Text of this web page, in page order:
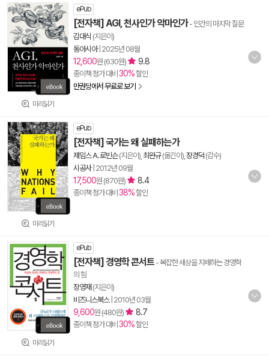
미리읽기
ePub
[전자책] AGI, 천사인가 악마인가- 인간의 마지막 질문
김대식 (지은이)
동아시아| 2025년 08월
12,600원 (630원) 9.8
종이책 정가 대비 30%할인
만권당에서 무료로 보기
미리읽기
ePub
[전자책] 국가는 왜 실패하는가
제임스 A. 로빈슨(지은이), 최완규(옮긴이), 장경덕 (감수)
시공사| 2012년 09월
17,500원 (870원) 8.4
종이책 정가 대비 38%할인
미리읽기
ePub
[전자책] 경영학 콘서트 - 복잡한 세상을 지배하는 경영학
의 힘
장영재 (지은이)
비즈니스북스| 2010년 03월
9,600원 (480원) 8.7
종이책 정가 대비 30%할인